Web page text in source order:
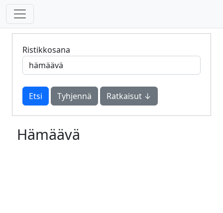
Ristikkosana
Tyhjennä Ratkaisut ↓
Hämäävä